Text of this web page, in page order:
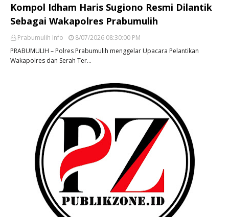
Kompol Idham Haris Sugiono Resmi Dilantik
Sebagai Wakapolres Prabumulih
Prabumulih Info
8/07/2026 08:30:00 PM
PRABUMULIH – Polres Prabumulih menggelar Upacara Pelantikan
Wakapolres dan Serah Ter…